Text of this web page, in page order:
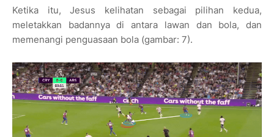
Ketika itu, Jesus kelihatan sebagai pilihan kedua,
meletakkan badannya di antara lawan dan bola, dan
memenangi penguasaan bola (gambar: 7).